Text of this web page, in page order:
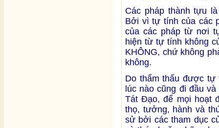
Các pháp thành tựu
Bởi vì tự tính của các
của các pháp từ nơi
hiện từ tự tính không
KHÔNG, chứ không
không.
Do thẩm thấu được tự
lúc nào cũng đi đầu
Tát Đạo, để mọi hoạt
thọ, tưởng, hành và
sử bởi các tham dục